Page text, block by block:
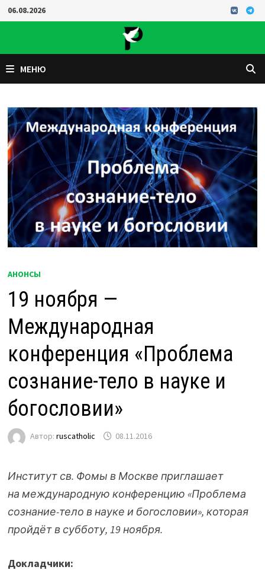
Перейти
к
06.08.2026
МЕНЮ
АНОНСЫ
19 ноября —
Международная
конференция «Проблема
сознание-тело в науке и
богословии»
Автор:ruscatholic 08.11.2016
Институт св. Фомы в Москве приглашает
на международную конференцию «Проблема
сознание-тело в науке и богословии», которая
пройдёт в субботу, 19 ноября.
Докладчики: